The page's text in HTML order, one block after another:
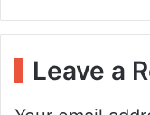
Leave a